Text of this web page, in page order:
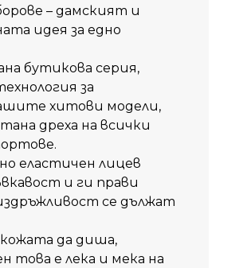
– дамският и
идея за едно
бутикова серия,
за
хитови модели,
дреха на всички
еластичен лицев
и ги прави
се дължат
да диша,
това е лека и мека на